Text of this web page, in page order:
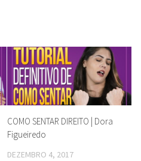
COMO SENTAR DIREITO | Dora
Figueiredo
DEZEMBRO 4, 2017